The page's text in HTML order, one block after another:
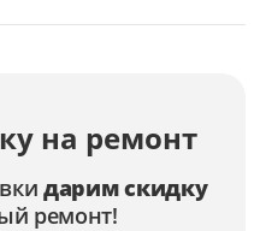
на ремонт
дарим скидку
ремонт!